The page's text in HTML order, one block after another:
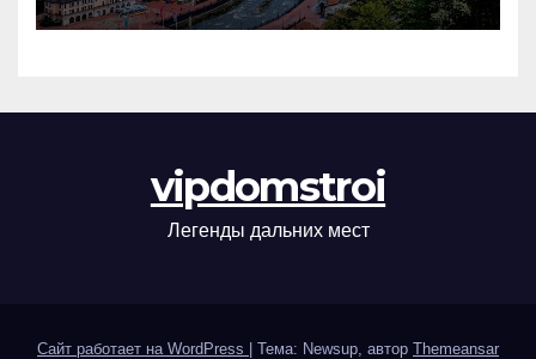
vipdomstroi
Легенды дальних мест
Сайт работает на WordPress Тема: Newsup, автор Themeansar